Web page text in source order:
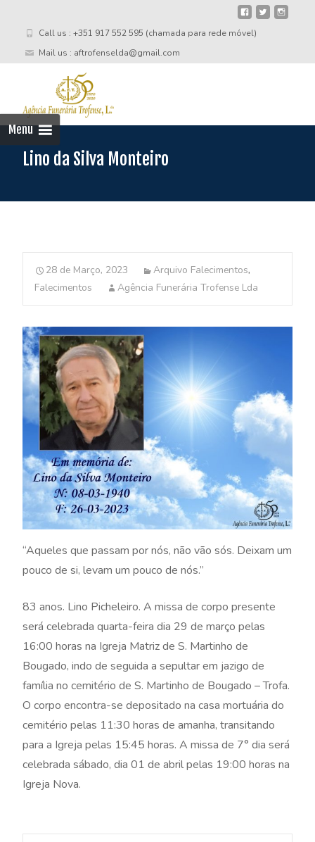
Call us : +351 917 552 595 (chamada para rede móvel)
Mail us : aftrofenselda@gmail.com
Menu
Lino da Silva Monteiro
28 de Março, 2023 Arquivo Falecimentos,
Falecimentos
Agência Funerária Trofense Lda
“Aqueles que passam por nós, não vão sós. Deixam um
pouco de si, levam um pouco de nós.”
83 anos. Lino Picheleiro. A missa de corpo presente
será celebrada quarta-feira dia 29 de março pelas
16:00 horas na Igreja Matriz de S. Martinho de
Bougado, indo de seguida a sepultar em jazigo de
família no cemitério de S. Martinho de Bougado – Trofa.
O corpo encontra-se depositado na casa mortuária do
cemitério pelas 11:30 horas de amanha, transitando
para a Igreja pelas 15:45 horas. A missa de 7° dia será
celebrada sábado, dia 01 de abril pelas 19:00 horas na
Igreja Nova.